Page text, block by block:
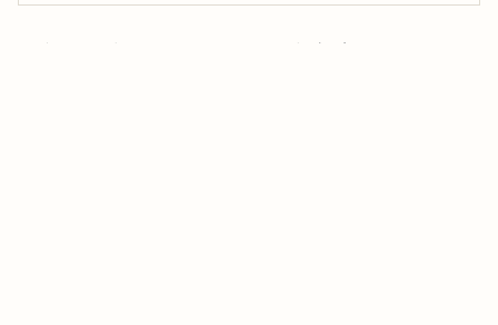
Jakékoliv užití obsahu, včetně převzetí článků, je bez souhlasu